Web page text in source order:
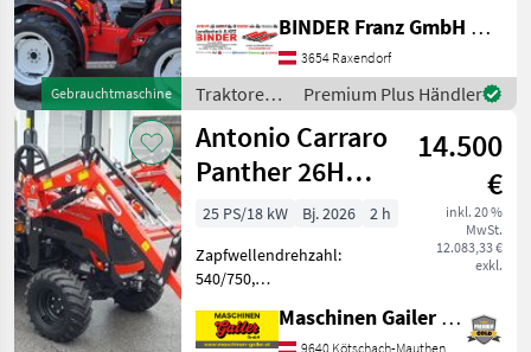
Gebrauchtmaschine
ohne Kabine,
Zapfwellendrehzahl:
540/750,
Höchstgeschwindigkeit in
km/h: 40 km/h, Abgasstufe:
-/Stag
BINDER Franz GmbH & CoKG
3654 Raxendorf
Traktoren /
Antonio
Carraro
Premium Plus Händler
Antonio Carraro
Panther 26H
Kompakttraktor
mit Mitsubishi
Motor
14.500
€
inkl. 20 %
MwSt.
12.083,33 €
exkl.
25 PS/18 kW Bj. 2026
2 h
Zapfwellendrehzahl:
540/750,
manuell, Oberlenker
Maschinen Gailer GmbH
9640 Kötschach-Mauthen